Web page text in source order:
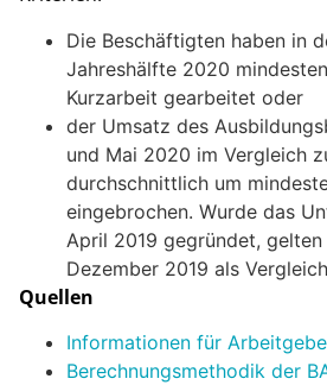
Die Beschäftigten haben in
Jahreshälfte 2020
Kurzarbeit gearbeitet oder
der Umsatz des
und Mai 2020 im Vergleich
durchschnittlich um
eingebrochen. Wurde das
April 2019 gegründet,
Dezember 2019 als
Quellen
Informationen für
Berechnungsmethodik der